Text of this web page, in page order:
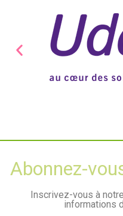
Abonnez-
Inscrivez-vous à
informations